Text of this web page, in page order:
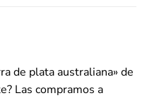
de plata australiana» de
Las compramos a